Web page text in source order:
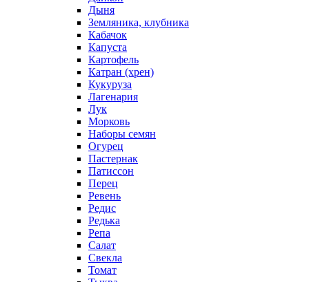
Дыня
Земляника, клубника
Кабачок
Капуста
Картофель
Катран (хрен)
Кукуруза
Лагенария
Лук
Морковь
Наборы семян
Огурец
Пастернак
Патиссон
Перец
Ревень
Редис
Редька
Репа
Салат
Свекла
Томат